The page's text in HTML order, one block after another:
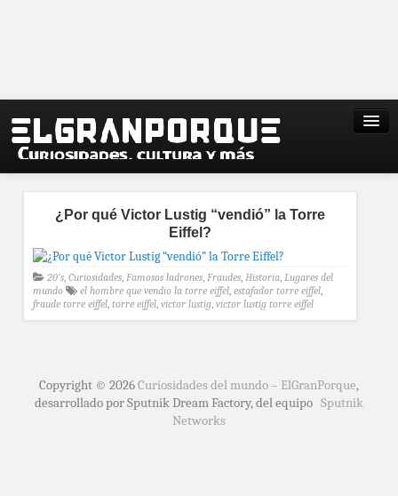
¿Por qué Victor Lustig “vendió” la Torre
Eiffel?
20's, Curiosidades, Famosos ladrones, Fraudes, Historia, Lugares del
mundo
el hombre que vendio la torre eiffel, estafador torre eiffel,
fraude torre eiffel, torre eiffel, victor lustig, victor lustig torre eiffel
Copyright © 2026Curiosidades del mundo – ElGranPorque,
desarrollado por Sputnik Dream Factory, del equipo Sputnik
Networks